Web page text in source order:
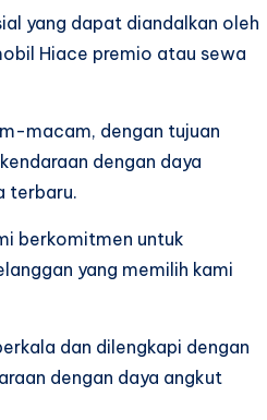
yang dapat diandalkan oleh
Hiace premio atau sewa
macam, dengan tujuan
dengan daya
terbaru.
berkomitmen untuk
yang memilih kami
dan dilengkapi dengan
dengan daya angkut